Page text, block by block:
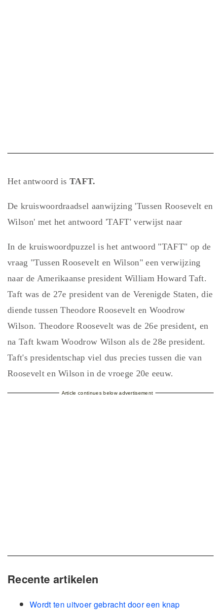
Het antwoord isTAFT.
De kruiswoordraadsel aanwijzing 'Tussen Roosevelt en
Wilson' met het antwoord 'TAFT' verwijst naar
In de kruiswoordpuzzel is het antwoord "TAFT" op de
vraag "Tussen Roosevelt en Wilson" een verwijzing
naar de Amerikaanse president William Howard Taft.
Taft was de 27e president van de Verenigde Staten, die
diende tussen Theodore Roosevelt en Woodrow
Wilson. Theodore Roosevelt was de 26e president, en
na Taft kwam Woodrow Wilson als de 28e president.
Taft's presidentschap viel dus precies tussen die van
Roosevelt en Wilson in de vroege 20e eeuw.
Article continues below advertisement
Recente artikelen
Wordt ten uitvoer gebracht door een knap